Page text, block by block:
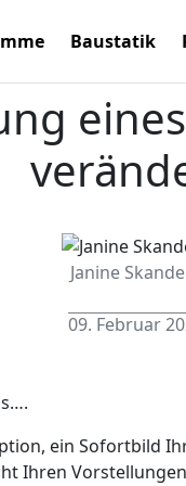
Baustatik
Janine
09. Februar
ein Sofortbild
Ihren